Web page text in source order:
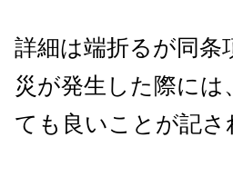
詳細は端折るが同条
災が発生した際に
ても良いことが記さ